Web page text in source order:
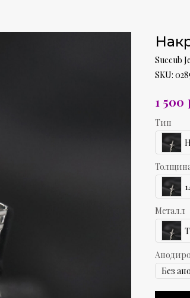
Succub
SKU:
1 500
Тип
Металл